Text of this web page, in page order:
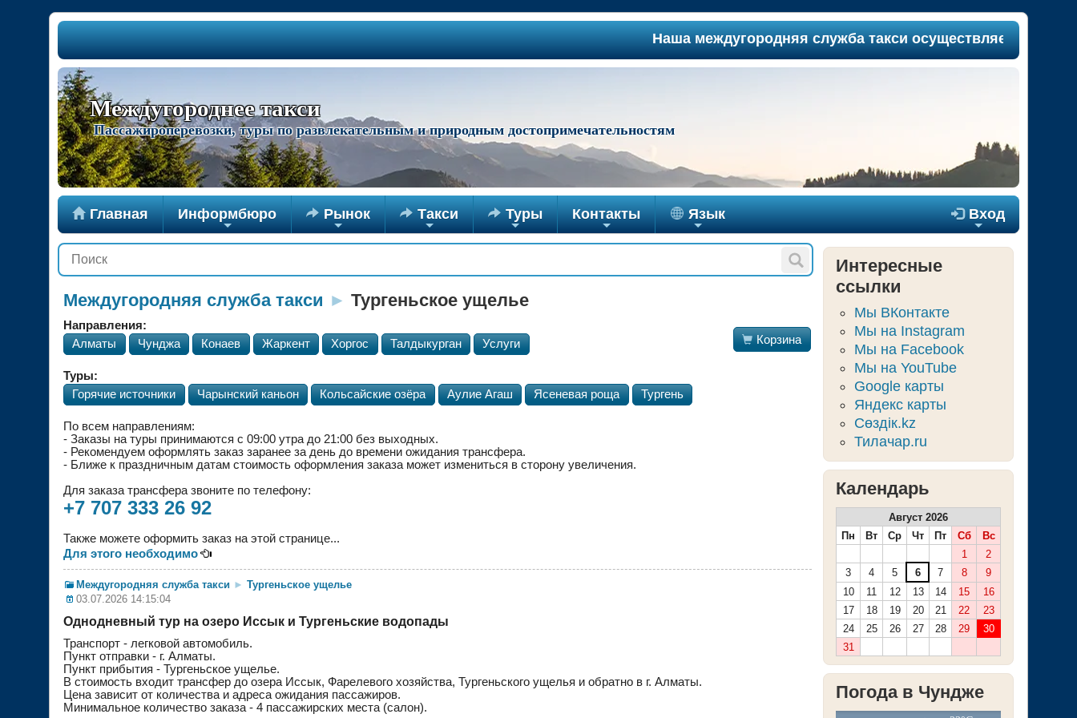
Наша междугородняя служба такси осуществляет
Междугороднее такси
Пассажироперевозки, туры по развлекательным и природным достопримечательностям
 Главная
+
Информбюро
+
 Рынок
+
 Такси
+
 Туры
+
Контакты
+
Язык  Вход
Междугородняя служба такси ► Тургеньское ущелье
Направления:
Алматы
Чунджа Конаев Жаркент Хоргос Талдыкурган Услуги
Туры:
Горячие источники
Чарынский каньон Кольсайские озёра Аулие Агаш Ясеневая роща Тургень
По всем направлениям:
- Заказы на туры принимаются с 09:00 утра до 21:00 без выходных.
- Рекомендуем оформлять заказ заранее за день до времени ожидания трансфера.
- Ближе к праздничным датам стоимость оформления заказа может измениться в сторону увеличения.
Для заказа трансфера звоните по телефону:
+7 707 333 26 92
Также можете оформить заказ на этой странице...
Для этого необходимо 
 Корзина
Междугородняя служба такси ► Тургеньское ущелье
03.07.2026 14:15:04
Однодневный тур на озеро Иссык и Тургеньские водопады
Транспорт - легковой автомобиль.
Пункт отправки - г. Алматы.
Пункт прибытия - Тургеньское ущелье.
В стоимость входит трансфер до озера Иссык, Фарелевого хозяйства, Тургеньского ущелья и обратно в г. Алматы.
Цена зависит от количества и адреса ожидания пассажиров.
Минимальное количество заказа - 4 пассажирских места (салон).
Интересные
ссылки
Мы ВКонтакте
Мы на Instagram
Мы на Facebook
Мы на YouTube
Google карты
Яндекс карты
Сөздік.kz
Тилачар.ru
Календарь
Август 2026
Пн
Вт Ср Чт Пт Сб
Вс
1
2
3
4 5 6 7 8
9
10
11 12 13 14 15
16
17
18 19 20 21 22
23
24
25 26 27 28 29
30
31
Погода в Чундже